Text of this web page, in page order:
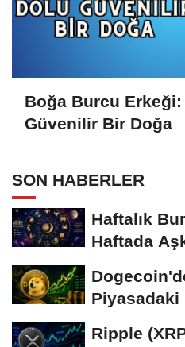
Boğa Burcu Erkeği:
Güvenilir Bir Doğa
SON HABERLER
Haftalık
Haftada
Piyasadaki
Ripple